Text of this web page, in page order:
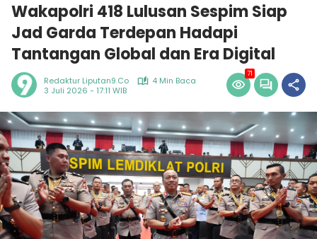
Wakapolri 418 Lulusan Sespim Siap
Jad Garda Terdepan Hadapi
Tantangan Global dan Era Digital
Redaktur Liputan9.co
4 Min Baca
3 Juli 2026 - 17:11 WIB
71